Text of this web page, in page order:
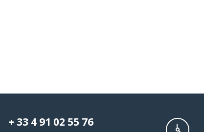
+ 33 4 91 02 55 76